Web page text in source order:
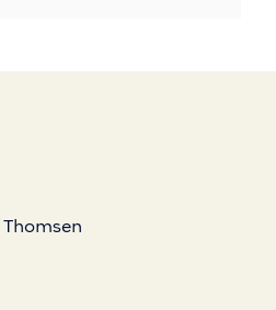
Thomsen